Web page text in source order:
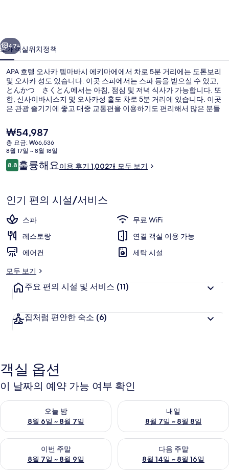
마
바
시
에
키
마
에
의
사
갤
러
리
다음
47+
소개객실위치정책
APA 호텔 오사카 템마바시 에키마에에서 차로 5분 거리에는 도톤보리
및 오사카 성도 있습니다. 이곳 스파에서는 스파 등을 받으실 수 있고,
とんかつ さくとん에서는 아침, 점심 및 저녁 식사가 가능합니다. 또
한, 신사이바시스지 및 오사카성 홀도 차로 5분 거리에 있습니다. 이곳
은 관광 즐기기에 좋고 대중 교통편을 이용하기도 편리해서 많은 분들
역까지는 14분이면 가실 수 있어요.
현
재
가
격
은
₩54,987
총 요금: ₩66,536
8월 17일 ~ 8월 18일
이
용
기
8.810점 만점 중 8.8점.
훌륭해요이용 후기 1,002개 모두 보기
인기 편의 시설/서비스
스파
무료 WiFi
레스토랑
연결 객실 이용 가능
에어컨
세탁 시설
모두 보기
주요 편의 시설 및 서비스 (11)
집처럼 편안한 숙소 (6)
객실 옵션
이 날짜의 예약 가능 여부 확인
오늘 밤
8월 6일 ~ 8월 7일
오늘 밤 예약 가능 여부 확인, 8월 6일 ~ 8월 7일
내일
8월 7일 ~ 8월 8일
내일 예약 가능 여부 확인, 8월
이번 주말
8월 7일 ~ 8월 9일
이번 주말 예약 가능 여부 확인, 8월 7일 ~ 8월 9일
다음 주말
8월 14일 ~ 8월 16일
다음 주말 예약 가능 여부 확인,